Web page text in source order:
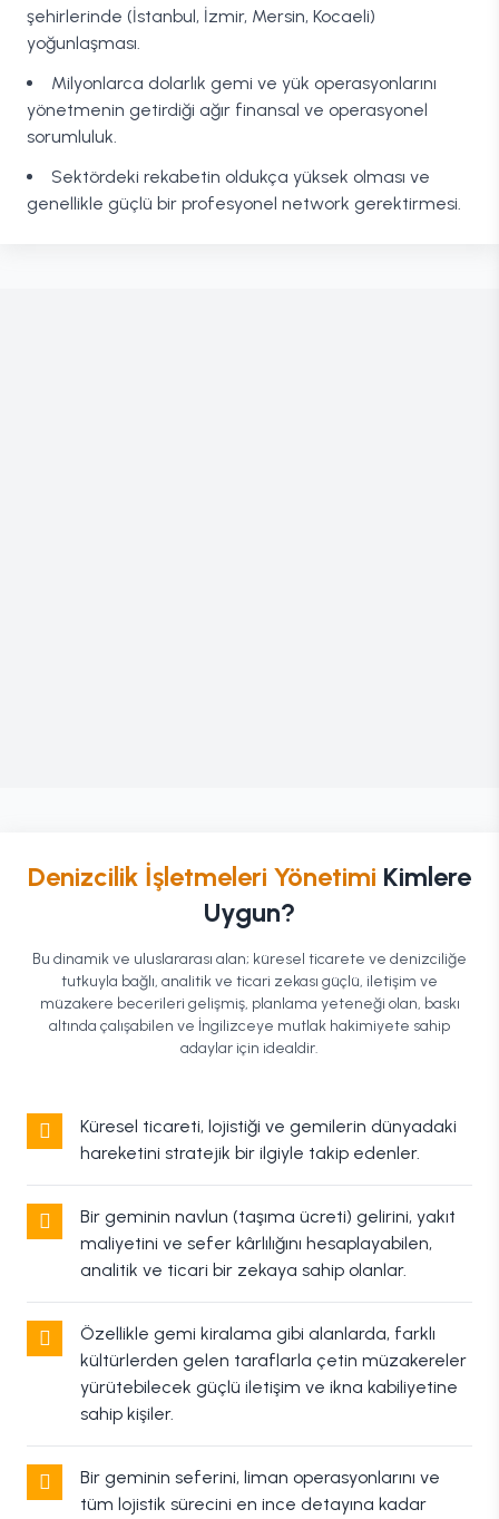
şehirlerinde (İstanbul, İzmir, Mersin, Kocaeli)
yoğunlaşması.
Milyonlarca dolarlık gemi ve yük operasyonlarını
yönetmenin getirdiği ağır finansal ve operasyonel
sorumluluk.
Sektördeki rekabetin oldukça yüksek olması ve
genellikle güçlü bir profesyonel network gerektirmesi.
Denizcilik İşletmeleri Yönetimi Kimlere
Uygun?
Bu dinamik ve uluslararası alan; küresel ticarete ve denizciliğe
tutkuyla bağlı, analitik ve ticari zekası güçlü, iletişim ve
müzakere becerileri gelişmiş, planlama yeteneği olan, baskı
altında çalışabilen ve İngilizceye mutlak hakimiyete sahip
adaylar için idealdir.
Küresel ticareti, lojistiği ve gemilerin dünyadaki
hareketini stratejik bir ilgiyle takip edenler.
Bir geminin navlun (taşıma ücreti) gelirini, yakıt
maliyetini ve sefer kârlılığını hesaplayabilen,
analitik ve ticari bir zekaya sahip olanlar.
Özellikle gemi kiralama gibi alanlarda, farklı
kültürlerden gelen taraflarla çetin müzakereler
yürütebilecek güçlü iletişim ve ikna kabiliyetine
sahip kişiler.
Bir geminin seferini, liman operasyonlarını ve
tüm lojistik sürecini en ince detayına kadar